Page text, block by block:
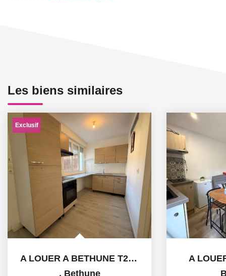
Les biens similaires
Exclusif
A LOUER A BETHUNE T2 AVEC JARDIN
, Bethune
A